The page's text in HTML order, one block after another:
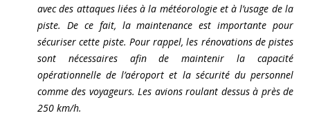
avec des attaques liées à la météorologie et à l’usage de la
piste. De ce fait, la maintenance est importante pour
sécuriser cette piste. Pour rappel, les rénovations de pistes
sont nécessaires afin de maintenir la capacité
opérationnelle de l’aéroport et la sécurité du personnel
comme des voyageurs. Les avions roulant dessus à près de
250 km/h.